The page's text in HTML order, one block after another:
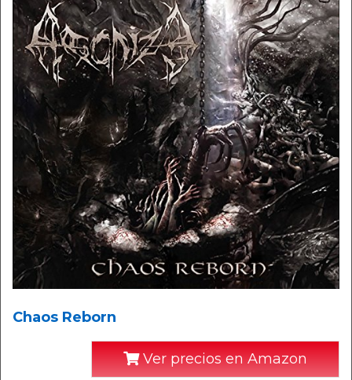
Chaos Reborn
Ver precios en Amazon